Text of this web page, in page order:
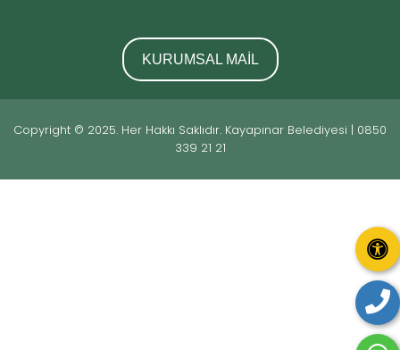
KURUMSAL MAİL
Copyright © 2025. Her Hakkı Saklıdır. Kayapınar Belediyesi | 0850
339 21 21